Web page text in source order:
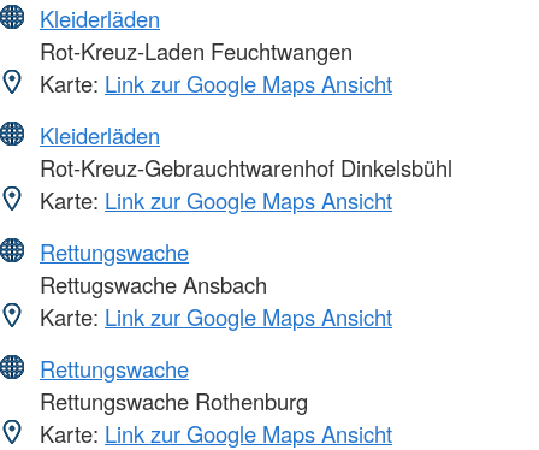
Kleiderläden
Rot-Kreuz-Laden Feuchtwangen
Karte: Link zur Google Maps Ansicht
Kleiderläden
Rot-Kreuz-Gebrauchtwarenhof Dinkelsbühl
Karte: Link zur Google Maps Ansicht
Rettungswache
Rettugswache Ansbach
Karte: Link zur Google Maps Ansicht
Rettungswache
Rettungswache Rothenburg
Karte: Link zur Google Maps Ansicht